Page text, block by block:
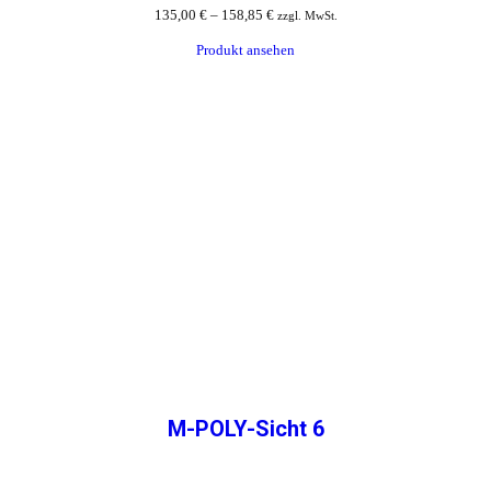
135,00 €– 158,85 € zzgl. MwSt.
Produkt ansehen
M-POLY-Sicht 6